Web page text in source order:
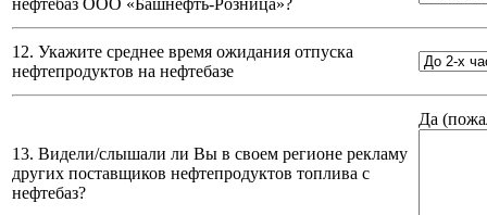
нефтебаз ООО «Башнефть-Розница»?
12. Укажите среднее время ожидания отпуска
нефтепродуктов на нефтебазе
13. Видели/слышали ли Вы в своем регионе рекламу
других поставщиков нефтепродуктов топлива с
нефтебаз?
Да (